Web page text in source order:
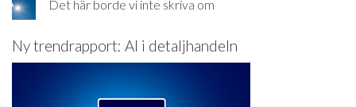
Det här borde vi inte skriva om
Ny trendrapport: AI i detaljhandeln